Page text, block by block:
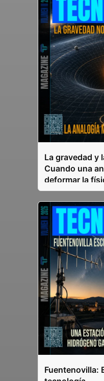
La gravedad y
Cuando una
deformar la
Fuentenovilla: